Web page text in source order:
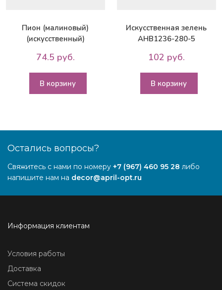
Пион (малиновый)
(искусственный)
74.5 руб.
В корзину
Искусственная зелень
AHB1236-280-5
102 руб.
В корзину
Остались вопросы?
Свяжитесь с нами по номеру +7 (967) 460 95 28 либо
напишите нам на decor@april-opt.ru
Информация клиентам
Условия работы
Доставка
Система скидок